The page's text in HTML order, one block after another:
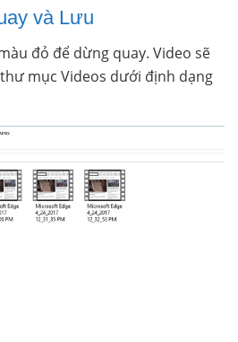
và Lưu
đỏ để dừng quay. Video sẽ
mục Videos dưới định dạng